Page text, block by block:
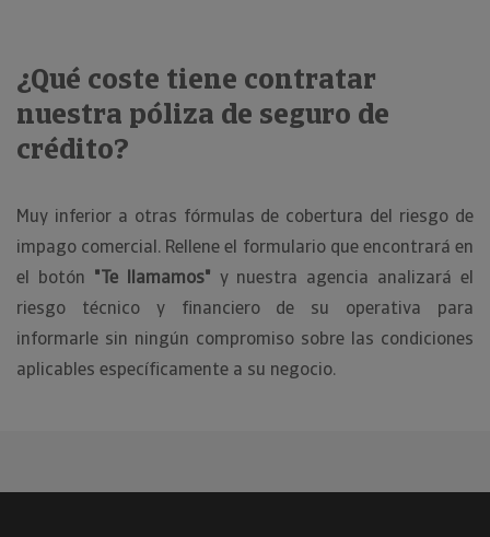
¿Qué coste tiene contratar
nuestra póliza de seguro de
crédito?
Muy inferior a otras fórmulas de cobertura del riesgo de
impago comercial. Rellene el formulario que encontrará en
el botón "Te llamamos" y nuestra agencia analizará el
riesgo técnico y financiero de su operativa para
informarle sin ningún compromiso sobre las condiciones
aplicables específicamente a su negocio.